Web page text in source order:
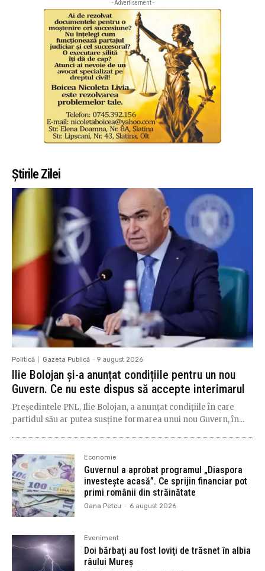
- Advertisement -
Știrile Zilei
Politică Gazeta Publică - 9 august 2026
Ilie Bolojan și-a anunțat condițiile pentru un nou
Guvern. Ce nu este dispus să accepte interimarul
Președintele PNL, Ilie Bolojan, a anunțat condițiile în care
partidul său ar putea susține formarea unui nou Guvern, în...
Economie
Guvernul a aprobat programul „Diaspora
investește acasă”. Ce sprijin financiar pot
primi românii din străinătate
Oana Petcu - 6 august 2026
Eveniment
Doi bărbaţi au fost loviţi de trăsnet în albia
râului Mureș